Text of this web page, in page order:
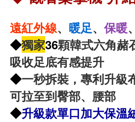
遠紅外線、 暖足、保暖、
◆獨家36顆韓式六角赭
吸收足底有感提升
◆一秒拆裝，專利升級
可拉至到臀部、腰部
◆升級款單口加大保溫